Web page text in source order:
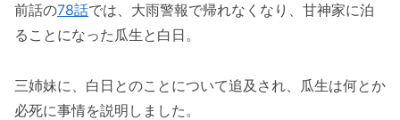
前話の78話では、大雨警報で帰れなくなり、甘神家に泊
ることになった瓜生と白日。
三姉妹に、白日とのことについて追及され、瓜生は何とか
必死に事情を説明しました。